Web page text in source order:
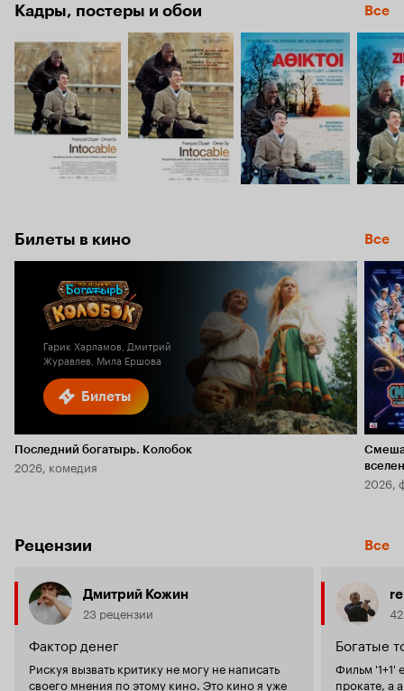
Кадры, постеры и обои Все
Билеты в кино Все
Билеты
Гарик Харламов, Дмитрий
Журавлев, Мила Ершова
Последний богатырь. Колобок
2026, комедия
2026,
Рецензии Все
Дмитрий Кожин
23 рецензии
Фактор денег
Рискуя вызвать критику не могу не написать
своего мнения по этому кино. Это кино я уже
Богатые
Фильм '1+1'
прокате, а